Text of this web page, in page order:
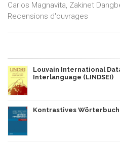
Carlos Magnavita, Zakinet
Recensions d'ouvrages
Louvain International
Interlanguage (LINDSEI)
Kontrastives